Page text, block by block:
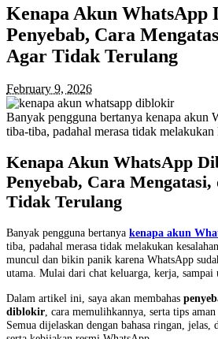
Kenapa Akun WhatsApp
Penyebab, Cara
Agar Tidak Terulang
February 9, 2026
Banyak pengguna bertanya kenapa akun
tiba-tiba, padahal merasa tidak melakukan
Kenapa Akun WhatsApp
Penyebab, Cara
Tidak Terulang
Banyak pengguna bertanya kenapa akun
tiba, padahal merasa tidak melakukan
muncul dan bikin panik karena WhatsApp
utama. Mulai dari chat keluarga, kerja, sampai
Dalam artikel ini, saya akan membahas
diblokir , cara memulihkannya, serta tips
Semua dijelaskan dengan bahasa ringan, jelas,